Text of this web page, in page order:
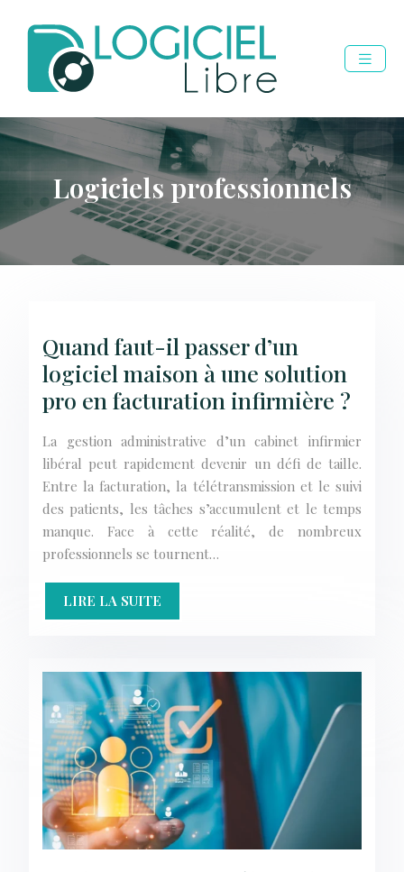
Logiciels professionnels
Quand faut-il passer d’un
logiciel maison à une solution
pro en facturation infirmière ?
La gestion administrative d’un cabinet infirmier
libéral peut rapidement devenir un défi de taille.
Entre la facturation, la télétransmission et le suivi
des patients, les tâches s’accumulent et le temps
manque. Face à cette réalité, de nombreux
professionnels se tournent…
LIRE LA SUITE